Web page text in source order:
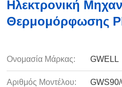
Ηλεκτρονική
Θερμομόρφωσης
Ονομασία Μάρκας: GWELL
Αριθμός Μοντέλου: